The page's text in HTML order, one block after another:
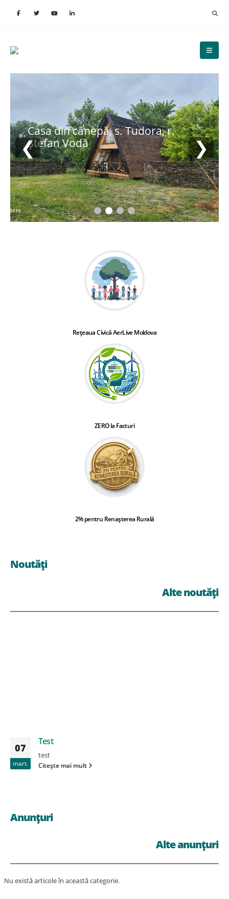
Casa din cânepă, s. Tudora, r.
Ștefan Vodă
❮ ❯
Rețeaua Civică AerLive Moldova
ZERO la Facturi
2% pentru Renașterea Rurală
Noutăți
Alte noutăți
07
mart.
Test
test
Citește mai mult
Anunțuri
Alte anunțuri
Nu există articole în această categorie.